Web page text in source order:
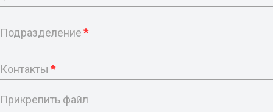
Подразделение*
Контакты *
Прикрепить файл